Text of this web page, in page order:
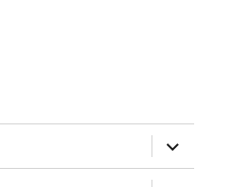
anzeigen